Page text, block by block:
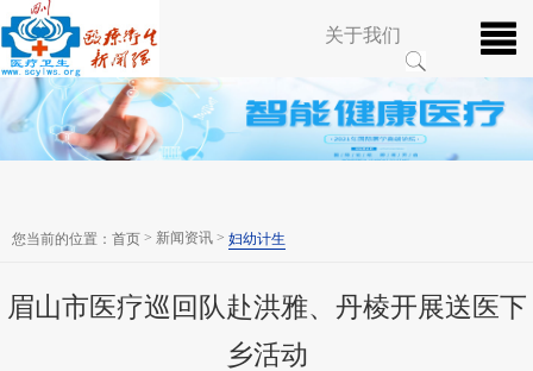
关于我们
您当前的位置： 首页 > 新闻资讯 > 妇幼计生
眉山市医疗巡回队赴洪雅、丹棱开展送医下
乡活动